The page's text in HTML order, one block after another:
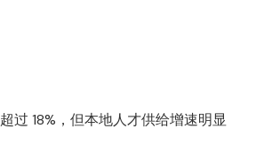
18%，但本地人才供给增速明显